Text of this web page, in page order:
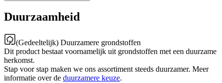
Duurzaamheid
(Gedeeltelijk) Duurzamere grondstoffen
Dit product bestaat voornamelijk uit grondstoffen met een duurzame
herkomst.
Stap voor stap maken we ons assortiment steeds duurzamer. Meer
informatie over de duurzamere keuze.